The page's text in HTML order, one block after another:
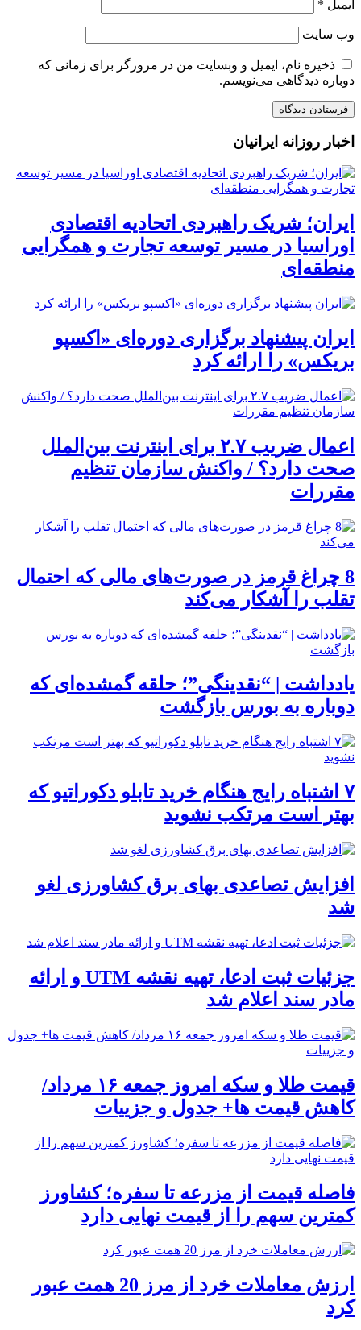
ایمیل *
وب‌ سایت
ذخیره نام، ایمیل و وبسایت من در مرورگر برای زمانی که
دوباره دیدگاهی می‌نویسم.
اخبار روزانه ایرانیان
ایران؛ شریک راهبردی اتحادیه اقتصادی
اوراسیا در مسیر توسعه تجارت و همگرایی
منطقه‌ای
ایران پیشنهاد برگزاری دوره‌ای «اکسپو
بریکس» را ارائه کرد
اعمال ضریب ۲.۷ برای اینترنت بین‌الملل
صحت دارد؟ / واکنش سازمان تنظیم
مقررات
8 چراغ قرمز در صورت‌های مالی که احتمال
تقلب را آشکار می‌کند
یادداشت | “نقدینگی”؛ حلقه گمشده‌ای که
دوباره به بورس بازگشت
۷ اشتباه رایج هنگام خرید تابلو دکوراتیو که
بهتر است مرتکب نشوید
افزایش تصاعدی بهای برق کشاورزی لغو
شد
جزئیات ثبت ادعا، تهیه نقشه UTM و ارائه
مادر سند اعلام شد
قیمت طلا و سکه امروز جمعه ۱۶ مرداد/
کاهش قیمت ها+ جدول و جزییات
فاصله قیمت از مزرعه تا سفره؛ کشاورز
کمترین سهم را از قیمت نهایی دارد
ارزش معاملات خرد از مرز 20 همت عبور
کرد